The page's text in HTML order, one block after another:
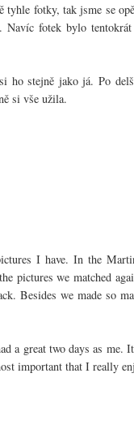
fotky, tak jsme se
Navíc fotek bylo
stejně jako já. Po
si vše užila.
I have. In the
pictures we matched
Besides we made so
a great two days as me.
important that I really